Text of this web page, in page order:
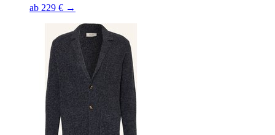
ab 229 € →